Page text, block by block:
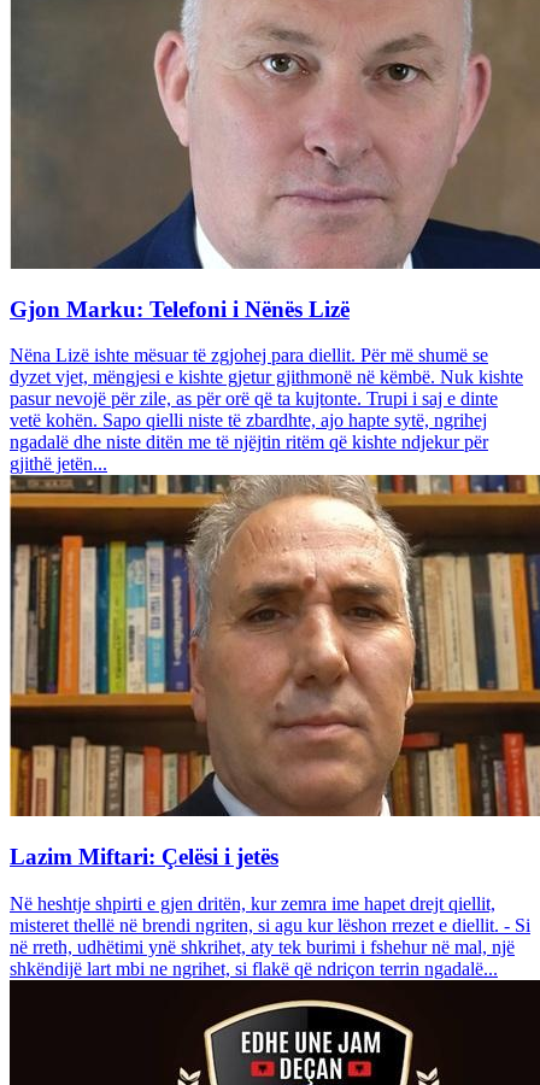
Gjon Marku: Telefoni i Nënës Lizë
Nëna Lizë ishte mësuar të zgjohej para diellit. Për më shumë se
dyzet vjet, mëngjesi e kishte gjetur gjithmonë në këmbë. Nuk kishte
pasur nevojë për zile, as për orë që ta kujtonte. Trupi i saj e dinte
vetë kohën. Sapo qielli niste të zbardhte, ajo hapte sytë, ngrihej
ngadalë dhe niste ditën me të njëjtin ritëm që kishte ndjekur për
gjithë jetën...
Lazim Miftari: Çelësi i jetës
Në heshtje shpirti e gjen dritën, kur zemra ime hapet drejt qiellit,
misteret thellë në brendi ngriten, si agu kur lëshon rrezet e diellit. - Si
në rreth, udhëtimi ynë shkrihet, aty tek burimi i fshehur në mal, një
shkëndijë lart mbi ne ngrihet, si flakë që ndriçon terrin ngadalë...